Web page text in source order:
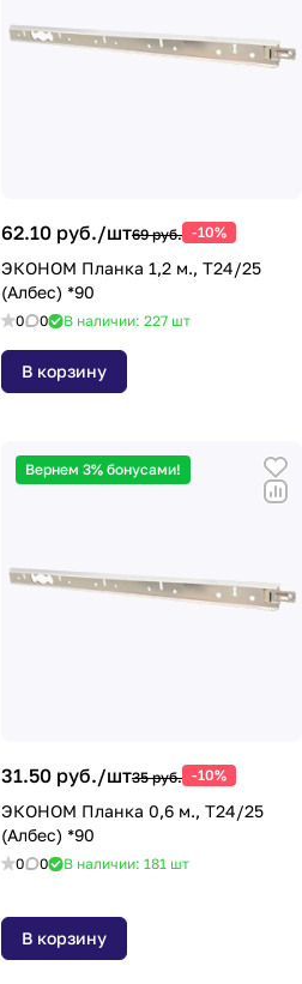
62.10 руб./шт69 руб. -10%
ЭКОНОМ Планка 1,2 м., Т24/25
(Албес) *90
0 0 В наличии: 227 шт
В корзину
Вернем 3% бонусами!
31.50 руб./шт35 руб. -10%
ЭКОНОМ Планка 0,6 м., Т24/25
(Албес) *90
0 0 В наличии: 181 шт
В корзину